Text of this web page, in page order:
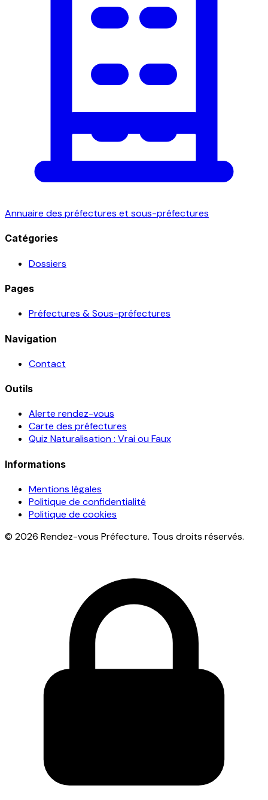
Annuaire des préfectures et sous-préfectures
Catégories
Dossiers
Pages
Préfectures & Sous-préfectures
Navigation
Contact
Outils
Alerte rendez-vous
Carte des préfectures
Quiz Naturalisation : Vrai ou Faux
Informations
Mentions légales
Politique de confidentialité
Politique de cookies
© 2026 Rendez-vous Préfecture. Tous droits réservés.